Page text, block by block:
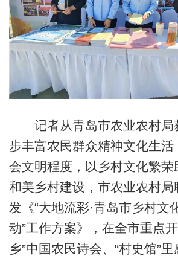
记者从青岛市农业农村局
步丰富农民群众精神文化生活
会文明程度，以乡村文化繁荣
和美乡村建设，市农业农村局
发《“大地流彩·青岛市乡村文
动”工作方案》，在全市重点
乡”中国农民诗会、“村史馆”